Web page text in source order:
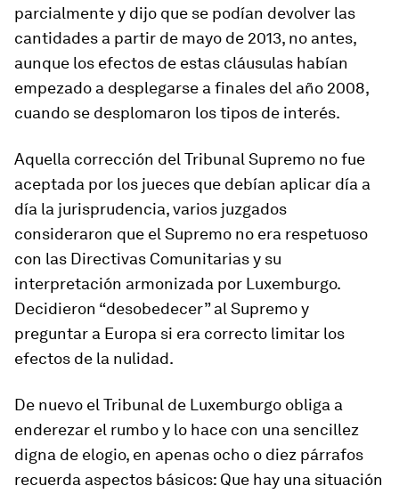
parcialmente y dijo que se podían devolver las
cantidades a partir de mayo de 2013, no antes,
aunque los efectos de estas cláusulas habían
empezado a desplegarse a finales del año 2008,
cuando se desplomaron los tipos de interés.
Aquella corrección del Tribunal Supremo no fue
aceptada por los jueces que debían aplicar día a
día la jurisprudencia, varios juzgados
consideraron que el Supremo no era respetuoso
con las Directivas Comunitarias y su
interpretación armonizada por Luxemburgo.
Decidieron “desobedecer” al Supremo y
preguntar a Europa si era correcto limitar los
efectos de la nulidad.
De nuevo el Tribunal de Luxemburgo obliga a
enderezar el rumbo y lo hace con una sencillez
digna de elogio, en apenas ocho o diez párrafos
recuerda aspectos básicos: Que hay una situación